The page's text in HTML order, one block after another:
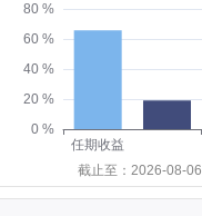
0 %
20 %
40 %
60 %
80 %
任期收益
截止至：2026-08-06